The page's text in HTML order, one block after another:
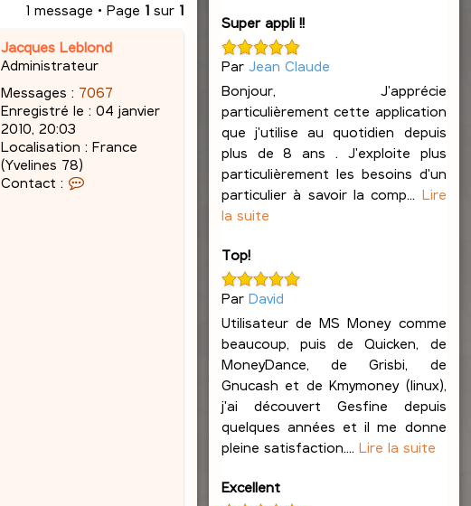
1 message • Page 1sur 1
Jacques Leblond
Administrateur
Messages : 7067
Enregistré le : 04 janvier
2010, 20:03
Localisation : France
(Yvelines 78)
Contact :
Super appli !!
Par Jean Claude
Bonjour, J'apprécie
particulièrement cette application
que j'utilise au quotidien depuis
plus de 8 ans . J'exploite plus
particulièrement les besoins d'un
particulier à savoir la comp... Lire
la suite
Top!
Par David
Utilisateur de MS Money comme
beaucoup, puis de Quicken, de
MoneyDance, de Grisbi, de
Gnucash et de Kmymoney (linux),
j'ai découvert Gesfine depuis
quelques années et il me donne
pleine satisfaction.... Lire la suite
Excellent